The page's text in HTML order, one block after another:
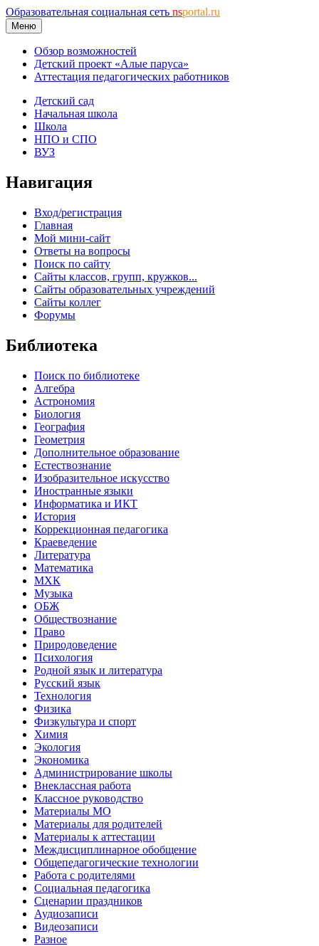
Образовательная социальная сеть nsportal.ru
Меню
Обзор возможностей
Детский проект «Алые паруса»
Аттестация педагогических работников
Детский сад
Начальная школа
Школа
НПО и СПО
ВУЗ
Навигация
Вход/регистрация
Главная
Мой мини-сайт
Ответы на вопросы
Поиск по сайту
Сайты классов, групп, кружков...
Сайты образовательных учреждений
Сайты коллег
Форумы
Библиотека
Поиск по библиотеке
Алгебра
Астрономия
Биология
География
Геометрия
Дополнительное образование
Естествознание
Изобразительное искусство
Иностранные языки
Информатика и ИКТ
История
Коррекционная педагогика
Краеведение
Литература
Математика
МХК
Музыка
ОБЖ
Обществознание
Право
Природоведение
Психология
Родной язык и литература
Русский язык
Технология
Физика
Физкультура и спорт
Химия
Экология
Экономика
Администрирование школы
Внеклассная работа
Классное руководство
Материалы МО
Материалы для родителей
Материалы к аттестации
Междисциплинарное обобщение
Общепедагогические технологии
Работа с родителями
Социальная педагогика
Сценарии праздников
Аудиозаписи
Видеозаписи
Разное